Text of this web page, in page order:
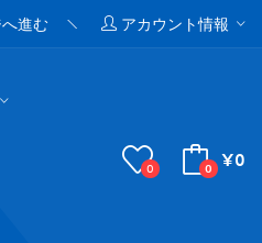
進む アカウント情報
0 0 ¥0